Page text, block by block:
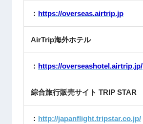
： https://overseas.airtrip.jp
AirTrip海外ホテル
： https://overseashotel.airtrip.jp/
綜合旅行販売サイト TRIP STAR
： http://japanflight.tripstar.co.jp/